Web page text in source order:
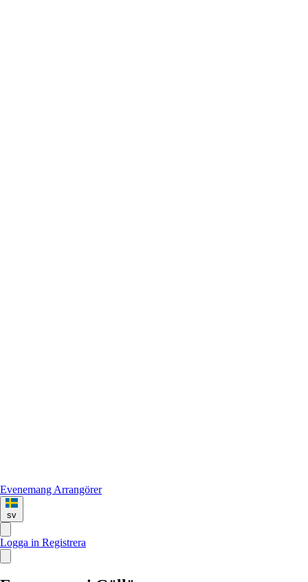
Evenemang Arrangörer
sv
Logga in Registrera